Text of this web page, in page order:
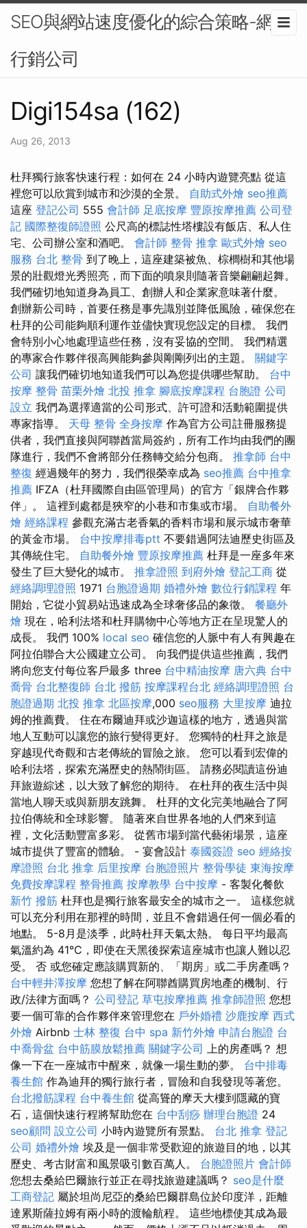
SEO與網站速度優化的綜合策略-網路
行銷公司
Digi154sa (162)
Aug 26, 2013
杜拜獨行旅客快速行程：如何在 24 小時內遊覽亮點 從這
裡您可以欣賞到城市和沙漠的全景。 自助式外燴 seo推薦
這座 登記公司 555 會計師 足底按摩 豐原按摩推薦 公司登
記 國際整復師證照 公尺高的標誌性塔樓設有飯店、私人住
宅、公司辦公室和酒吧。 會計師 整骨 推拿 歐式外燴 seo
服務 台北 整骨 到了晚上，這座建築被魚、棕櫚樹和其他場
景的壯觀燈光秀照亮，而下面的噴泉則隨著音樂翩翩起舞。
我們確切地知道身為員工、創辦人和企業家意味著什麼。
創辦新公司時，首要任務是事先識別並降低風險，確保您在
杜拜的公司能夠順利運作並儘快實現您設定的目標。 我們
會特別小心地處理這些任務，沒有妥協的空間。 我們精選
的專家合作夥伴很高興能夠參與剛剛列出的主題。 關鍵字
公司 讓我們確切地知道我們可以為您提供哪些幫助。 台中
按摩 整骨 苗栗外燴 北投 推拿 腳底按摩課程 台胞證 公司
設立 我們為選擇適當的公司形式、許可證和活動範圍提供
專家指導。 天母 整骨 全身按摩 作為官方公司註冊服務提
供者，我們直接與阿聯酋當局簽約，所有工作均由我們的團
隊進行，我們不會將部分任務轉交給分包商。 推拿師 台中
整復 經過幾年的努力，我們很榮幸成為 seo推薦 台中推拿
推薦 IFZA（杜拜國際自由區管理局）的官方「銀牌合作夥
伴」。 這裡到處都是狹窄的小巷和市集或市場。 自助餐外
燴 經絡課程 參觀充滿古老香氣的香料市場和展示城市奢華
的黃金市場。 台中按摩排毒ptt 不要錯過阿法迪歷史街區及
其傳統住宅。 自助餐外燴 豐原按摩推薦 杜拜是一座多年來
發生了巨大變化的城市。 推拿證照 到府外燴 登記工商 從
經絡調理證照 1971 台胞證過期 婚禮外燴 數位行銷課程 年
開始，它從小貿易站迅速成為全球奢侈品的象徵。 餐廳外
燴 現在，哈利法塔和杜拜購物中心等地方正在呈現驚人的
成長。 我們 100% local seo 確信您的人脈中有人有興趣在
阿拉伯聯合大公國建立公司。 向我們提供這些推薦，我們
將向您支付每位客戶最多 three 台中精油按摩 唐六典 台中
喬骨 台北整復師 台北 撥筋 按摩課程台北 經絡調理證照 台
胞證過期 北投 推拿 北區按摩,000 seo服務 大里按摩 迪拉
姆的推薦費。 住在布爾迪拜或沙迦這樣的地方，透過與當
地人互動可以讓您的旅行變得更好。 您獨特的杜拜之旅是
穿越現代奇觀和古老傳統的冒險之旅。 您可以看到宏偉的
哈利法塔，探索充滿歷史的熱鬧街區。 請務必閱讀這份迪
拜旅遊綜述，以大致了解您的期待。 在杜拜的夜生活中與
當地人聊天或與新朋友跳舞。 杜拜的文化完美地融合了阿
拉伯傳統和全球影響。 隨著來自世界各地的人們來到這
裡，文化活動豐富多彩。 從舊市場到當代藝術場景，這座
城市提供了豐富的體驗。 - 宴會設計 泰國簽證 seo 經絡按
摩證照 台北 推拿 后里按摩 台胞證照片 整骨學徒 東海按摩
免費按摩課程 整骨推薦 按摩教學 台中按摩 - 客製化餐飲
新竹 撥筋 杜拜也是獨行旅客最安全的城市之一。 這樣您就
可以充分利用在那裡的時間，並且不會錯過任何一個必看的
地點。 5-8月是淡季，此時杜拜天氣太熱。 每日平均最高
氣溫約為 41°C，即使在天黑後探索這座城市也讓人難以忍
受。 否 或您確定應該購買新的、「期房」或二手房產嗎？
台中輕井澤按摩 您想了解在阿聯酋購買房地產的機制、行
政/法律方面嗎？ 公司登記 草屯按摩推薦 推拿師證照 您想
要一個可靠的合作夥伴來管理您在 戶外婚禮 沙鹿按摩 西式
外燴 Airbnb 士林 整復 台中 spa 新竹外燴 申請台胞證 台
中喬骨盆 台中筋膜放鬆推薦 關鍵字公司 上的房產嗎？ 想
像一下在一座城市中醒來，就像一場生動的夢。 台中排毒
養生館 作為迪拜的獨行旅行者，冒險和自我發現等著您。
台北撥筋課程 台中養生館 從高聳的摩天大樓到隱藏的寶
石，這個快速行程將幫助您在 台中刮痧 辦理台胞證 24
seo顧問 設立公司 小時內遊覽所有景點。 台北 推拿 登記
公司 婚禮外燴 埃及是一個非常受歡迎的旅遊目的地，以其
歷史、考古財富和風景吸引數百萬人。 台胞證照片 會計師
您想去桑給巴爾旅行並正在尋找旅遊建議嗎？ seo是什麼
工商登記 屬於坦尚尼亞的桑給巴爾群島位於印度洋，距離
達累斯薩拉姆有兩小時的渡輪航程。 這些地標使其成為最